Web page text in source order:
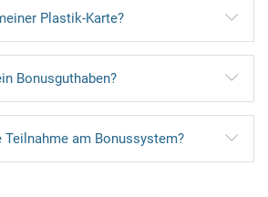
Plastik-Karte?
Bonusguthaben?
Teilnahme am Bonussystem?